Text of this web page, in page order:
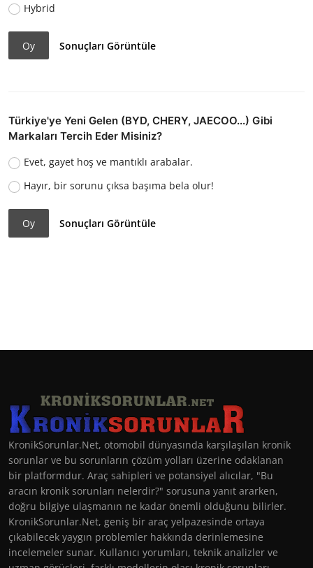
Hybrid
Oy Sonuçları Görüntüle
Türkiye'ye Yeni Gelen (BYD, CHERY, JAECOO...) Gibi
Markaları Tercih Eder Misiniz?
Evet, gayet hoş ve mantıklı arabalar.
Hayır, bir sorunu çıksa başıma bela olur!
Oy Sonuçları Görüntüle
KronikSorunlar.Net, otomobil dünyasında karşılaşılan kronik
sorunlar ve bu sorunların çözüm yolları üzerine odaklanan
bir platformdur. Araç sahipleri ve potansiyel alıcılar, "Bu
aracın kronik sorunları nelerdir?" sorusuna yanıt ararken,
doğru bilgiye ulaşmanın ne kadar önemli olduğunu bilirler.
KronikSorunlar.Net, geniş bir araç yelpazesinde ortaya
çıkabilecek yaygın problemler hakkında derinlemesine
incelemeler sunar. Kullanıcı yorumları, teknik analizler ve